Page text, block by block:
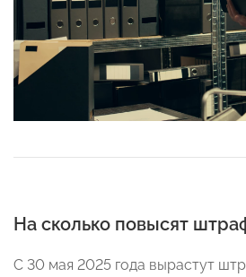
На сколько повысят
С 30 мая 2025 года вырастут